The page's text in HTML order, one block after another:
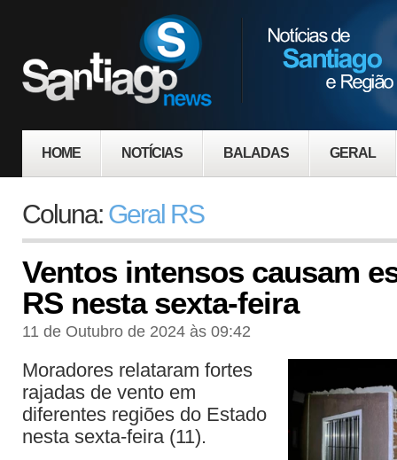
HOME NOTÍCIAS BALADAS GERAL
Coluna: Geral RS
Ventos intensos causam
RS nesta sexta-feira
11 de Outubro de 2024 às 09:42
Moradores relataram fortes
rajadas de vento em
diferentes regiões do Estado
nesta sexta-feira (11).